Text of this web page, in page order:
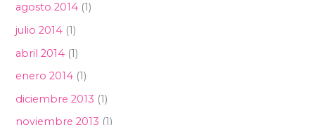
agosto 2014 (1)
julio 2014 (1)
abril 2014 (1)
enero 2014 (1)
diciembre 2013 (1)
noviembre 2013 (1)